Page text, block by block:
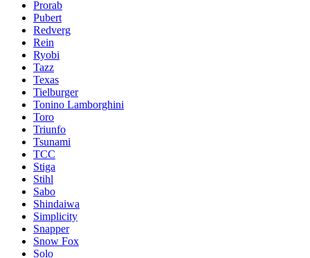
Prorab
Pubert
Redverg
Rein
Ryobi
Tazz
Texas
Tielburger
Tonino Lamborghini
Toro
Triunfo
Tsunami
TCC
Stiga
Stihl
Sabo
Shindaiwa
Simplicity
Snapper
Snow Fox
Solo